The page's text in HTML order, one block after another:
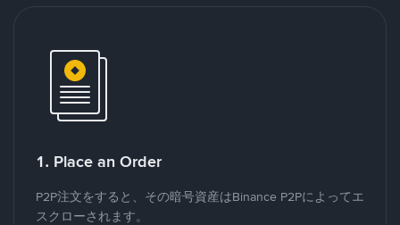
1. Place an Order
P2P注文をすると、その暗号資産はBinance P2Pによってエ
スクローされます。